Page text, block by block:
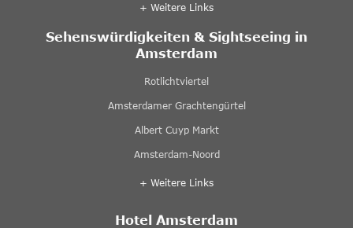
+ Weitere Links
Sehenswürdigkeiten & Sightseeing in
Amsterdam
Rotlichtviertel
Amsterdamer Grachtengürtel
Albert Cuyp Markt
Amsterdam-Noord
+ Weitere Links
Hotel Amsterdam